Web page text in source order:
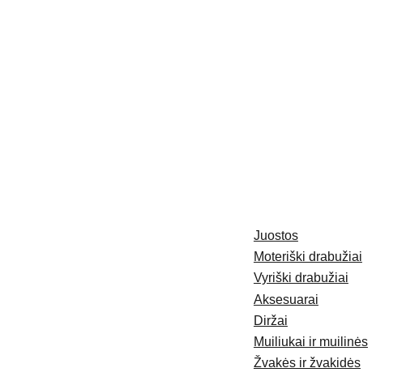
Moteriški drabužiai
Vyriški drabužiai
Aksesuarai
Muiliukai ir muilinės
Žvakės ir žvakidės
Juostos
Diržai